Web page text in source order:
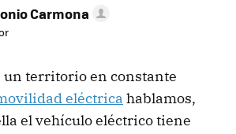
Carmona
un territorio en constante
eléctrica hablamos,
el vehículo eléctrico tiene